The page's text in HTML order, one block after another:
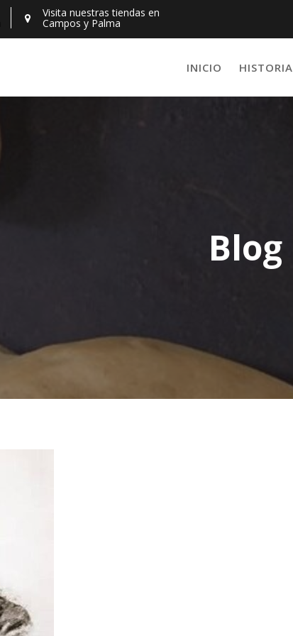
Visita nuestras tiendas en
Campos y Palma
INICIO HISTORIA
Blog